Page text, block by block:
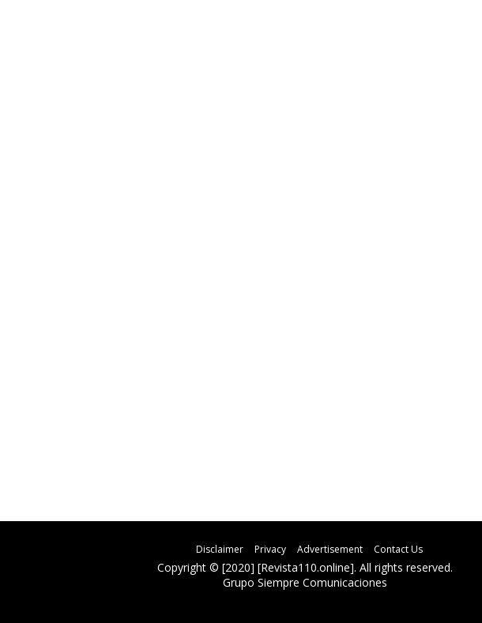
Disclaimer Privacy Advertisement Contact Us
Copyright © [2020] [Revista110.online]. All rights reserved.
Grupo Siempre Comunicaciones